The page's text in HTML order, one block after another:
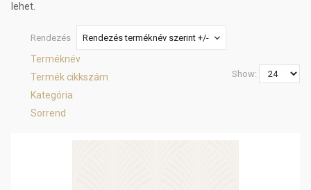
lehet.
Rendezés Rendezés terméknév szerint +/-
Terméknév
Termék cikkszám
Kategória
Sorrend
Show: